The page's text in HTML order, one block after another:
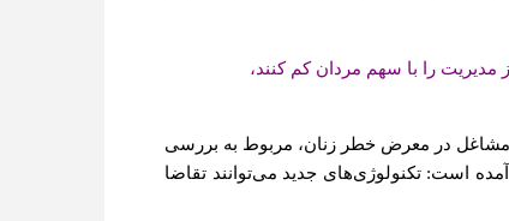
را با سهم مردان کم کنند،
مشاغل در معرض خطر زنان، مربوط به بررسی
آمده است: تکنولوژی‌های جدید می‌توانند تقاضا